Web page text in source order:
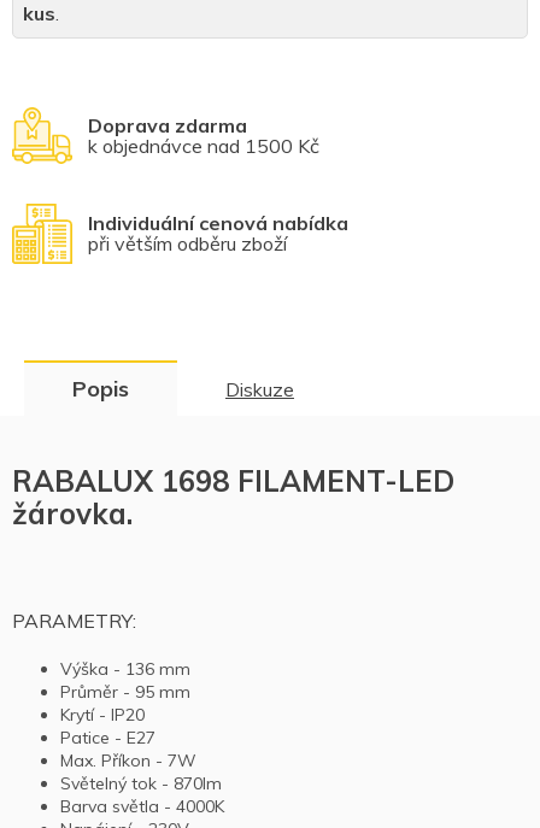
Doprava zdarma
k objednávce nad 1500 Kč
Individuální cenová nabídka
při větším odběru zboží
kus.
Popis Diskuze
RABALUX 1698 FILAMENT-LED
žárovka.
PARAMETRY:
Výška - 136 mm
Průměr - 95 mm
Krytí - IP20
Patice - E27
Max. Příkon - 7W
Světelný tok - 870lm
Barva světla - 4000K